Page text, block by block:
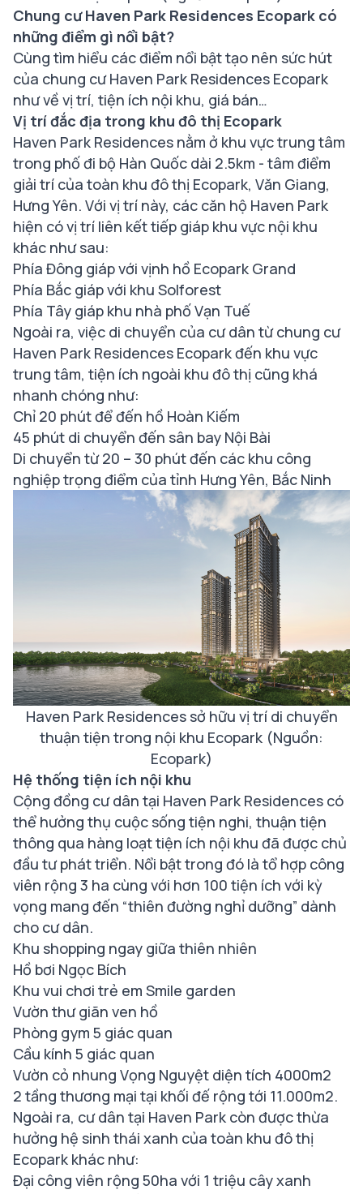
Chung cư Haven Park Residences Ecopark có
những điểm gì nổi bật?
Cùng tìm hiểu các điểm nổi bật tạo nên sức hút
của chung cư Haven Park Residences Ecopark
như về vị trí, tiện ích nội khu, giá bán…
Vị trí đắc địa trong khu đô thị Ecopark
Haven Park Residences nằm ở khu vực trung tâm
trong phố đi bộ Hàn Quốc dài 2.5km - tâm điểm
giải trí của toàn khu đô thị Ecopark, Văn Giang,
Hưng Yên. Với vị trí này, các căn hộ Haven Park
hiện có vị trí liên kết tiếp giáp khu vực nội khu
khác như sau:
Phía Đông giáp với vịnh hồ Ecopark Grand
Phía Bắc giáp với khu Solforest
Phía Tây giáp khu nhà phố Vạn Tuế
Ngoài ra, việc di chuyển của cư dân từ chung cư
Haven Park Residences Ecopark đến khu vực
trung tâm, tiện ích ngoài khu đô thị cũng khá
nhanh chóng như:
Chỉ 20 phút để đến hồ Hoàn Kiếm
45 phút di chuyển đến sân bay Nội Bài
Di chuyển từ 20 – 30 phút đến các khu công
nghiệp trọng điểm của tỉnh Hưng Yên, Bắc Ninh
Haven Park Residences sở hữu vị trí di chuyển
thuận tiện trong nội khu Ecopark (Nguồn:
Ecopark)
Hệ thống tiện ích nội khu
Cộng đồng cư dân tại Haven Park Residences có
thể hưởng thụ cuộc sống tiện nghi, thuận tiện
thông qua hàng loạt tiện ích nội khu đã được chủ
đầu tư phát triển. Nổi bật trong đó là tổ hợp công
viên rộng 3 ha cùng với hơn 100 tiện ích với kỳ
vọng mang đến “thiên đường nghỉ dưỡng” dành
cho cư dân.
Khu shopping ngay giữa thiên nhiên
Hồ bơi Ngọc Bích
Khu vui chơi trẻ em Smile garden
Vườn thư giãn ven hồ
Phòng gym 5 giác quan
Cầu kính 5 giác quan
Vườn cỏ nhung Vọng Nguyệt diện tích 4000m2
2 tầng thương mại tại khối đế rộng tới 11.000m2.
Ngoài ra, cư dân tại Haven Park còn được thừa
hưởng hệ sinh thái xanh của toàn khu đô thị
Ecopark khác như:
Đại công viên rộng 50ha với 1 triệu cây xanh